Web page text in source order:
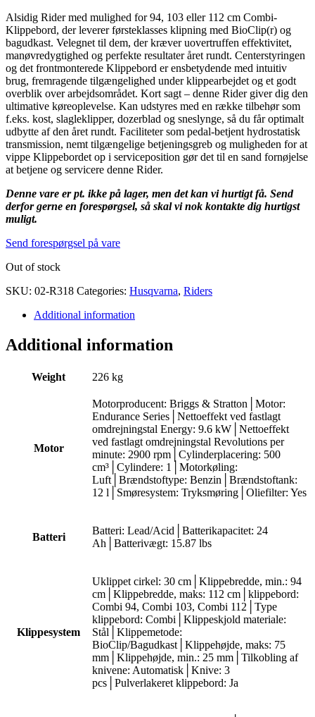
Alsidig Rider med mulighed for 94, 103 eller 112 cm Combi-
Klippebord, der leverer førsteklasses klipning med BioClip(r) og
bagudkast. Velegnet til dem, der kræver uovertruffen effektivitet,
manøvredygtighed og perfekte resultater året rundt. Centerstyringen
og det frontmonterede Klippebord er ensbetydende med intuitiv
brug, fremragende tilgængelighed under klippearbejdet og et godt
overblik over arbejdsområdet. Kort sagt – denne Rider giver dig den
ultimative køreoplevelse. Kan udstyres med en række tilbehør som
f.eks. kost, slagleklipper, dozerblad og sneslynge, så du får optimalt
udbytte af den året rundt. Faciliteter som pedal-betjent hydrostatisk
transmission, nemt tilgængelige betjeningsgreb og muligheden for at
vippe Klippebordet op i serviceposition gør det til en sand fornøjelse
at betjene og servicere denne Rider.
Denne vare er pt. ikke på lager, men det kan vi hurtigt få. Send
derfor gerne en forespørgsel, så skal vi nok kontakte dig hurtigst
muligt.
Send forespørgsel på vare
Out of stock
SKU: 02-R318 Categories: Husqvarna, Riders
Additional information
Additional information
Weight 226 kg
Motor
Motorproducent: Briggs & Stratton│Motor:
Endurance Series│Nettoeffekt ved fastlagt
omdrejningstal Energy: 9.6 kW│Nettoeffekt
ved fastlagt omdrejningstal Revolutions per
minute: 2900 rpm│Cylinderplacering: 500
cm³│Cylindere: 1│Motorkøling:
Luft│Brændstoftype: Benzin│Brændstoftank:
12 l│Smøresystem: Tryksmøring│Oliefilter: Yes
Batteri
Batteri: Lead/Acid│Batterikapacitet: 24
Ah│Batterivægt: 15.87 lbs
Klippesystem
Uklippet cirkel: 30 cm│Klippebredde, min.: 94
cm│Klippebredde, maks: 112 cm│klippebord:
Combi 94, Combi 103, Combi 112│Type
klippebord: Combi│Klippeskjold materiale:
Stål│Klippemetode:
BioClip/Bagudkast│Klippehøjde, maks: 75
mm│Klippehøjde, min.: 25 mm│Tilkobling af
knivene: Automatisk│Knive: 3
pcs│Pulverlakeret klippebord: Ja